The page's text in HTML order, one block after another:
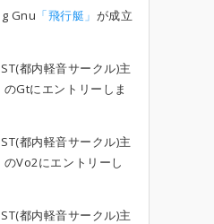
Gnu 「飛行艇」 が成立
都内軽音サークル)主
のGtにエントリーしま
都内軽音サークル)主
のVo2にエントリーし
都内軽音サークル)主